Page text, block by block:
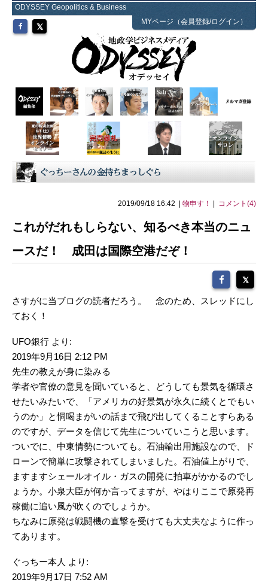
ODYSSEY Geopolitics & Business
MYページ（会員登録/ログイン）
2019/09/18 16:42 | 物申す！ コメント(4)
これがだれもしらない、知るべき本当のニュ
ースだ！ 成田は国際空港だぞ！
さすがに当ブログの読者だろう。 念のため、スレッドにし
ておく！
UFO銀行 より:
2019年9月16日 2:12 PM
先生の教えが身に染みる
学者や官僚の意見を聞いていると、どうしても景気を循環さ
せたいみたいで、「アメリカの好景気が永久に続くとでもい
うのか」と恫喝まがいの話まで飛び出してくることすらある
のですが、データを信じて先生についていこうと思います。
ついでに、中東情勢についても。石油輸出用施設なので、ド
ローンで簡単に攻撃されてしまいました。石油値上がりで、
ますますシェールオイル・ガスの開発に拍車がかかるのでし
ょうか。小泉大臣が何か言ってますが、やはりここで原発再
稼働に追い風が吹くのでしょうか。
ちなみに原発は戦闘機の直撃を受けても大丈夫なように作っ
てあります。
ぐっちー本人 より:
2019年9月17日 7:52 AM